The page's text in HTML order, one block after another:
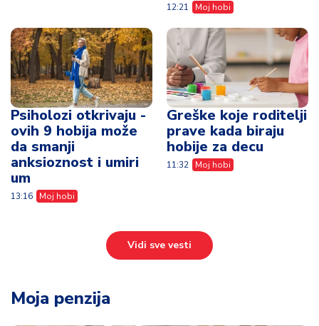
12:21 Moj hobi
Psiholozi otkrivaju -
ovih 9 hobija može
da smanji
anksioznost i umiri
um
13:16 Moj hobi
Greške koje roditelji
prave kada biraju
hobije za decu
11:32 Moj hobi
Vidi sve vesti
Moja penzija